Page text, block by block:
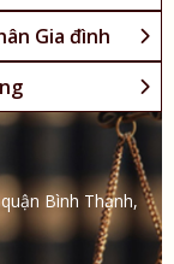
Gia đình
Bình Thạnh,